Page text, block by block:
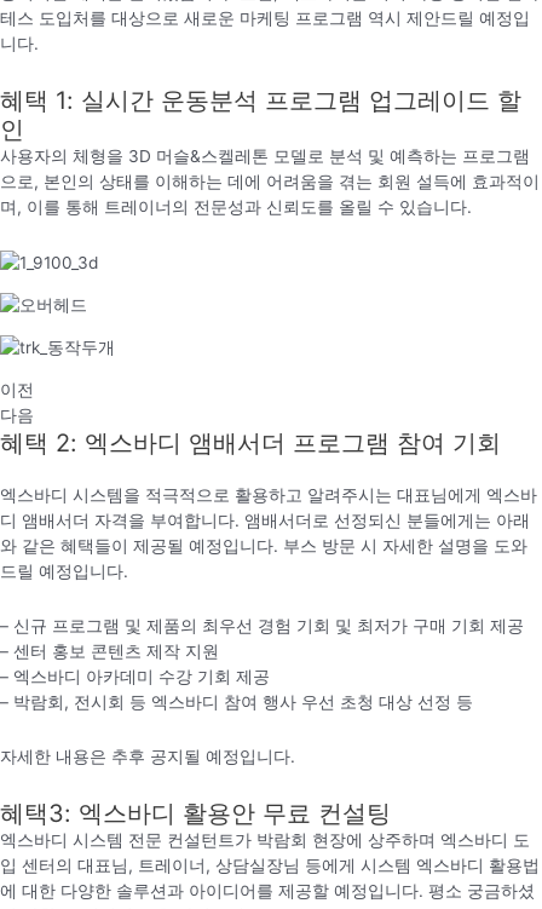
테스 도입처를 대상으로 새로운 마케팅 프로그램 역시 제안드릴 예정입
니다.
혜택 1: 실시간 운동분석 프로그램 업그레이드 할
인
사용자의 체형을 3D 머슬&스켈레톤 모델로 분석 및 예측하는 프로그램
으로, 본인의 상태를 이해하는 데에 어려움을 겪는 회원 설득에 효과적이
며, 이를 통해 트레이너의 전문성과 신뢰도를 올릴 수 있습니다.
이전
다음
혜택 2: 엑스바디 앰배서더 프로그램 참여 기회
엑스바디 시스템을 적극적으로 활용하고 알려주시는 대표님에게 엑스바
디 앰배서더 자격을 부여합니다. 앰배서더로 선정되신 분들에게는 아래
와 같은 혜택들이 제공될 예정입니다. 부스 방문 시 자세한 설명을 도와
드릴 예정입니다.
– 신규 프로그램 및 제품의 최우선 경험 기회 및 최저가 구매 기회 제공
– 센터 홍보 콘텐츠 제작 지원
– 엑스바디 아카데미 수강 기회 제공
– 박람회, 전시회 등 엑스바디 참여 행사 우선 초청 대상 선정 등
자세한 내용은 추후 공지될 예정입니다.
혜택3: 엑스바디 활용안 무료 컨설팅
엑스바디 시스템 전문 컨설턴트가 박람회 현장에 상주하며 엑스바디 도
입 센터의 대표님, 트레이너, 상담실장님 등에게 시스템 엑스바디 활용법
에 대한 다양한 솔루션과 아이디어를 제공할 예정입니다. 평소 궁금하셨